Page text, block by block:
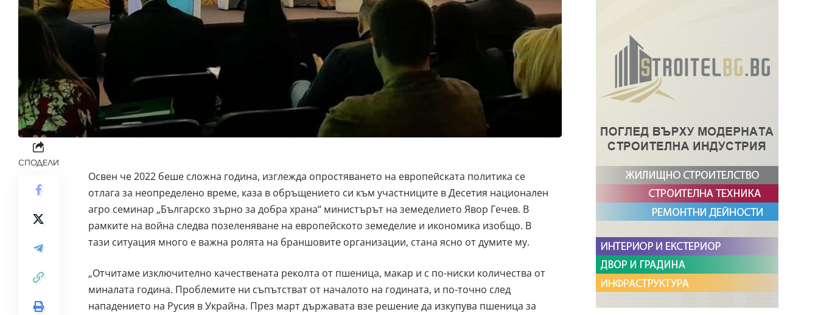
СПОДЕЛИ
Освен че 2022 беше сложна година, изглежда опростяването на европейската политика се
отлага за неопределено време, каза в обръщението си към участниците в Десетия национален
агро семинар „Българско зърно за добра храна“ министърът на земеделието Явор Гечев. В
рамките на война следва позеленяване на европейското земеделие и икономика изобщо. В
тази ситуация много е важна ролята на браншовите организации, стана ясно от думите му.
„Отчитаме изключително качествената реколта от пшеница, макар и с по-ниски количества от
миналата година. Проблемите ни съпътстват от началото на годината, и по-точно след
нападението на Русия в Украйна. През март държавата взе решение да изкупува пшеница за